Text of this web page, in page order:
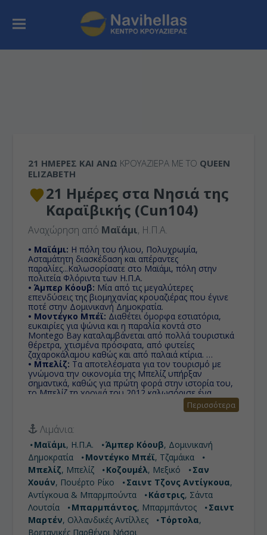
21 ΗΜΈΡΕΣ ΚΑΙ ΆΝΩ ΚΡΟΥΑΖΙΕΡΑ ΜΕ ΤΟ QUEEN
ELIZABETH
21 Ημέρες στα Νησιά της
Καραϊβικής (Cun104)
Αναχώρηση από Μαϊάμι, Η.Π.Α.
• Μαϊάμι: Η πόλη του ήλιου, Πολυχρωμία,
Ασταμάτητη διασκέδαση και απέραντες
παραλίες...Καλωσορίσατε στο Μαϊάμι, πόλη στην
πολιτεία Φλόριντα των Η.Π.Α.
• Άμπερ Κόουβ: Μία από τις μεγαλύτερες
επενδύσεις της βιομηχανίας κρουαζιέρας που έγινε
ποτέ στην Δομινικανή Δημοκρατία.
• Μοντέγκο Μπέϊ: Διαθέτει όμορφα εστιατόρια,
ευκαιρίες για ψώνια και η παραλία κοντά στο
Montego Bay καταλαμβάνεται από πολλά τουριστικά
θέρετρα, χτισμένα πρόσφατα, από φυτείες
ζαχαροκάλαμου καθώς και από παλαιά κτίρια.
• Μπελίζ: Τα αποτελέσματα για τον τουρισμό με
γνώμονα την οικονομία της Μπελίζ υπήρξαν
σημαντικά, καθώς για πρώτη φορά στην ιστορία του,
το Μπελίζ τη χρονιά του 2012 καλωσόρισε ένα
Νησί του Μεξικού στην Καραϊβική
βρίσκεται πάνω στο δεύτερο μεγαλύτερο
κοραλλιογενή ύφαλο του κόσμου. Ετοιμαστείτε για
βουτιές που θα σας κόψουν την ανάσα, κολύμπι σε
καταγάλανα νερά δίπλα σε δελφίνια και θαλάσσια
σπορ!
• Σαν Χουάν:Είναι η πρωτεύουσα του Πουέρτο
Ρίκο, ένας αγαπημένος προορισμός που προσφέρει
όμορφα αξιοθέατα, ποιοτική νυχτερινή ζωή, καλή
αγορά για ψώνια, αξιόλογη τοπική κουζίνα και μια
κουλτούρα που θα σας κερδίσει από την πρώτη
στιγμή.
• Σαιντ Τζονς Αντίγκουα:Η Σαιντ Τζονς είναι η
Περισσότερα
Λιμάνια:
Μαϊάμι, Η.Π.Α. Άμπερ Κόουβ, Δομινικανή
Δημοκρατία
Μοντέγκο Μπέϊ, Τζαμάικα
Μπελίζ, Μπελίζ Κοζουμέλ, Μεξικό
Σαν
Χουάν, Πουέρτο Ρίκο Σαιντ Τζονς Αντίγκουα,
Αντίγκουα & Μπαρμπούντα
Κάστρις, Σάντα
Λουτσία
Μπαρμπάντος, Μπαρμπάντος
Σαιντ
Μαρτέν, Ολλανδικές Αντίλλες Τόρτολα,
Βρετανικές Παρθένοι Νήσοι